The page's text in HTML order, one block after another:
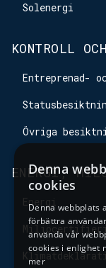
Solenergi
KONTROLL
Entreprenad-
Övriga
ENERGI,
Energi
Denna
cookies
Denna webbplats
förbättra
använda vår
cookies i enlighet
mer